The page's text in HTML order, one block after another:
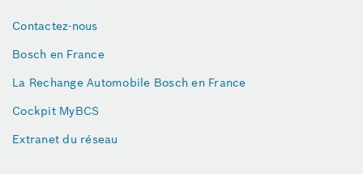
Contactez-nous
Bosch en France
La Rechange Automobile Bosch en France
Cockpit MyBCS
Extranet du réseau